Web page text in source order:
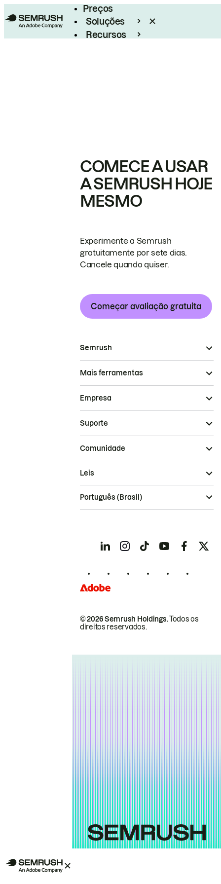
Preços
Soluções
Recursos
COMECE A USAR
A SEMRUSH HOJE
MESMO
Experimente a Semrush
gratuitamente por sete dias.
Cancele quando quiser.
Começar avaliação gratuita
Semrush
Mais ferramentas
Empresa
Suporte
Comunidade
© 2026 Semrush Holdings.Todos os
direitos reservados.
Leis
Português (Brasil)